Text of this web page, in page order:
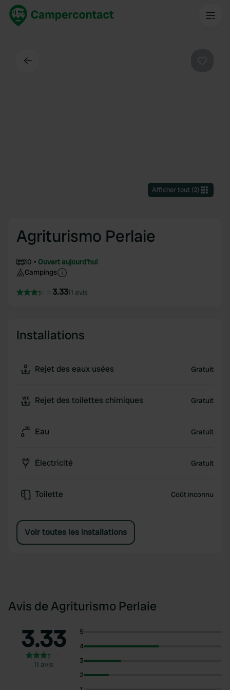
Afficher tout(2)
Agriturismo Perlaie
10
Ouvert aujourd'hui
Campings
3.3311 avis
Installations
Rejet des eaux usées Gratuit
Rejet des toilettes chimiques Gratuit
Eau Gratuit
Électricité Gratuit
Toilette Coût inconnu
Voir toutes les installations
Avis de Agriturismo Perlaie
3.33
11 avis
5
4
3
2